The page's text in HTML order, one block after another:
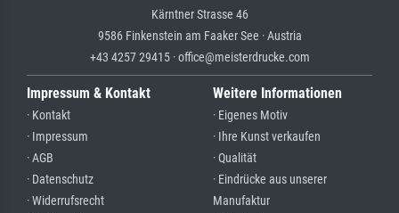
Kärntner Strasse 46
9586 Finkenstein am Faaker See · Austria
+43 4257 29415 · office@meisterdrucke.com
Impressum & Kontakt
· Kontakt
· Impressum
· AGB
· Datenschutz
· Widerrufsrecht
Weitere Informationen
· Eigenes Motiv
· Ihre Kunst verkaufen
· Qualität
· Eindrücke aus unserer
Manufaktur